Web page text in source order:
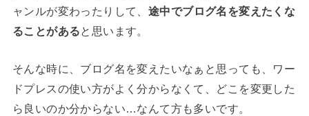
ャンルが変わったりして、 途中でブログ名を変えたくな
ることがあると思います。
そんな時に、ブログ名を変えたいなぁと思っても、ワー
ドプレスの使い方がよく分からなくて、どこを変更した
ら良いのか分からない…なんて方も多いです。